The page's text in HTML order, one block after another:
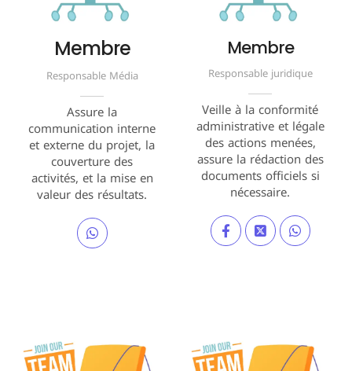
Membre
Responsable Média
Assure la
communication interne
et externe du projet, la
couverture des
activités, et la mise en
valeur des résultats.
Membre
Responsable juridique
Veille à la conformité
administrative et légale
des actions menées,
assure la rédaction des
documents officiels si
nécessaire.